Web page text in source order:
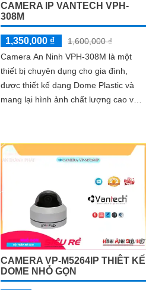
CAMERA IP VANTECH VPH-
308M
1,350,000 ₫
1,600,000 ₫
Camera An Ninh VPH-308M là một
thiết bị chuyên dụng cho gia đình,
được thiết kế dạng Dome Plastic và
mang lại hình ảnh chất lượng cao với
CAMERA VP-M5264IP THIÊT KẾ
DOME NHỎ GỌN